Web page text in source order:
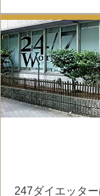
247ダイエッタ